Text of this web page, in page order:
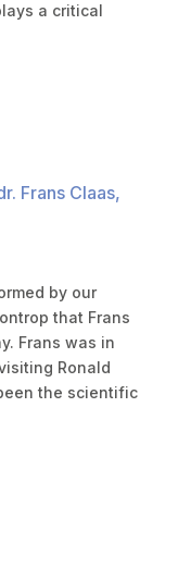
a critical
Frans Claas,
by our
that Frans
Frans was in
Ronald
the scientific